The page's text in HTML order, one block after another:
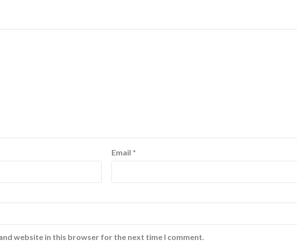
Email *
website in this browser for the next time I comment.